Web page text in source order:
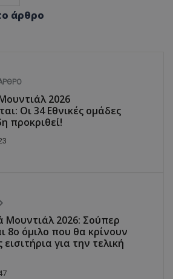
άρθρο
2026
Οι 34 Εθνικές ομάδες
προκριθεί!
Μουντιάλ 2026: Σούπερ
8ο όμιλο που θα κρίνουν
για την τελική